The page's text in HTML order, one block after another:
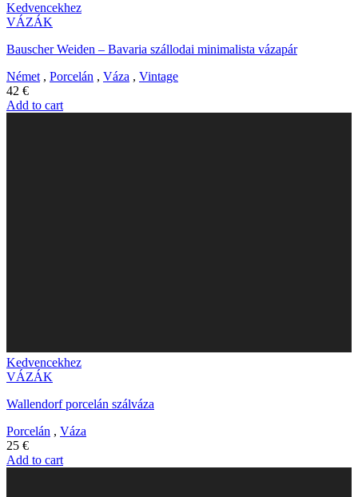
Kedvencekhez
VÁZÁK
Bauscher Weiden – Bavaria szállodai minimalista vázapár
Német , Porcelán , Váza , Vintage
42 €
Add to cart
Kedvencekhez
VÁZÁK
Wallendorf porcelán szálváza
Porcelán , Váza
25 €
Add to cart